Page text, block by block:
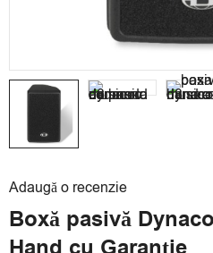
Adaugă o recenzie
Boxă pasivă